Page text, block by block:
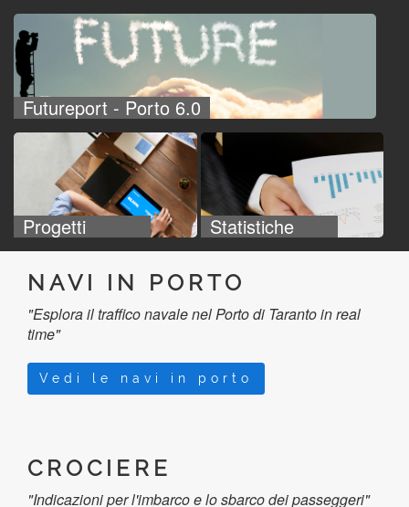
Futureport - Porto 6.0
Progetti Statistiche
NAVI IN PORTO
"Esplora il traffico navale nel Porto di Taranto in real
time"
Vedi le navi in porto
CROCIERE
"Indicazioni per l'imbarco e lo sbarco dei passeggeri"